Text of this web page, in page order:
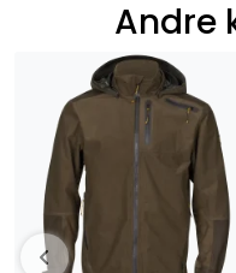
Andre